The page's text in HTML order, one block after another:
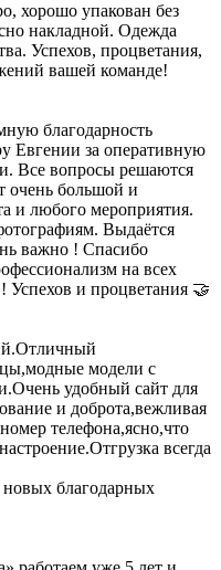
хорошо упакован без
накладной. Одежда
Успехов, процветания,
вашей команде!
благодарность
Евгении за оперативную
Все вопросы решаются
очень большой и
и любого мероприятия.
Выдаётся
важно ! Спасибо
на всех
и процветания 🤝
модели с
удобный сайт для
и доброта,вежливая
телефона,ясно,что
всегда
новых благодарных